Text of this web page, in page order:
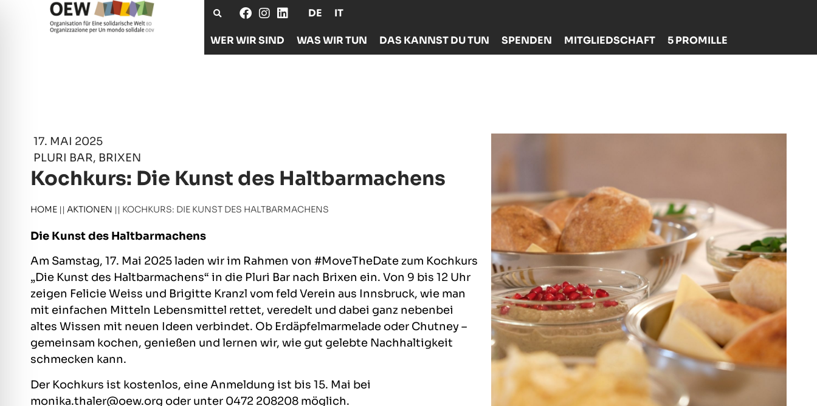
DE IT
WER WIR SIND WAS WIR TUN DAS KANNST DU TUN SPENDEN MITGLIEDSCHAFT 5 PROMILLE
17. MAI 2025
PLURI BAR, BRIXEN
Kochkurs: Die Kunst des Haltbarmachens
HOME || AKTIONEN || KOCHKURS: DIE KUNST DES HALTBARMACHENS
Die Kunst des Haltbarmachens
Am Samstag, 17. Mai 2025 laden wir im Rahmen von #MoveTheDate zum Kochkurs
„Die Kunst des Haltbarmachens“ in die Pluri Bar nach Brixen ein. Von 9 bis 12 Uhr
zeigen Felicie Weiss und Brigitte Kranzl vom feld Verein aus Innsbruck, wie man
mit einfachen Mitteln Lebensmittel rettet, veredelt und dabei ganz nebenbei
altes Wissen mit neuen Ideen verbindet. Ob Erdäpfelmarmelade oder Chutney –
gemeinsam kochen, genießen und lernen wir, wie gut gelebte Nachhaltigkeit
schmecken kann.
Der Kochkurs ist kostenlos, eine Anmeldung ist bis 15. Mai bei
monika.thaler@oew.org oder unter 0472 208208 möglich.